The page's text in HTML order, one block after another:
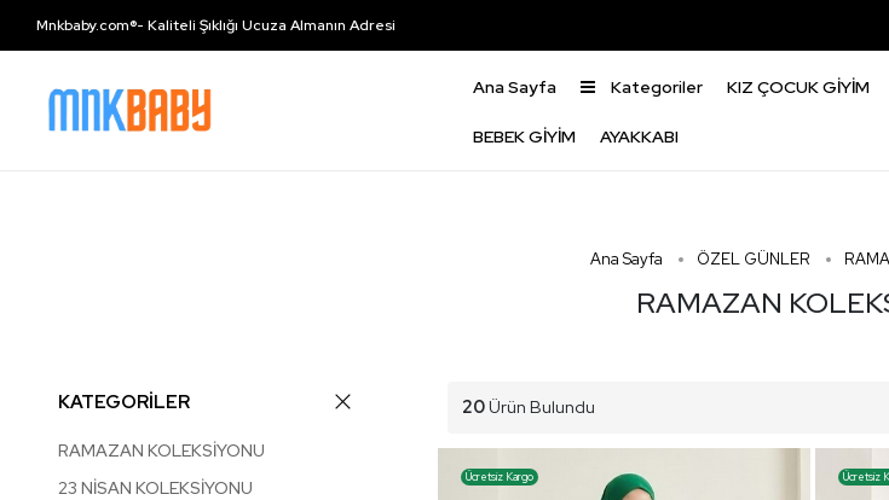
Mnkbaby.com®- Kaliteli Şıklığı Ucuza Almanın Adresi
Ana Sayfa Kategoriler KIZ ÇOCUK GİYİM
BEBEK GİYİM AYAKKABI
Ana Sayfa ÖZEL GÜNLER
RAMAZAN
KATEGORİLER
RAMAZAN KOLEKSİYONU
23 NİSAN KOLEKSİYONU
20Ürün Bulundu
Ücretsiz Kargo Ücretsiz